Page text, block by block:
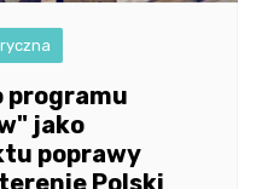
programu
jako
poprawy
Polski